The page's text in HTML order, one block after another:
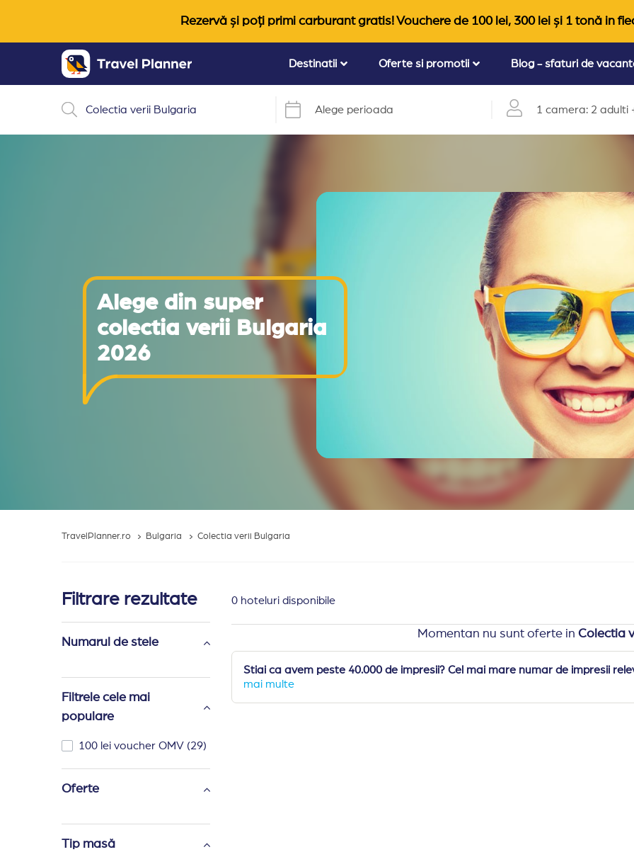
Rezervă și poți primi carburant gratis! Vouchere de 100 lei, 300 lei și 1 tonă in
Destinatii Oferte si promotii Blog - sfaturi de
Alege perioada 1 camera: 2 adulti
Alege din super
colectia verii Bulgaria
2026
TravelPlanner.ro Bulgaria Colectia verii Bulgaria
Filtrare rezultate
Numarul de stele
Filtrele cele mai
populare
100 lei voucher OMV (29)
Oferte
Tip masă
0 hoteluri disponibile
Momentan nu sunt oferte in Colectia
Stiai ca avem peste 40.000 de impresii? Cel mai mare numar de impresii
mai multe